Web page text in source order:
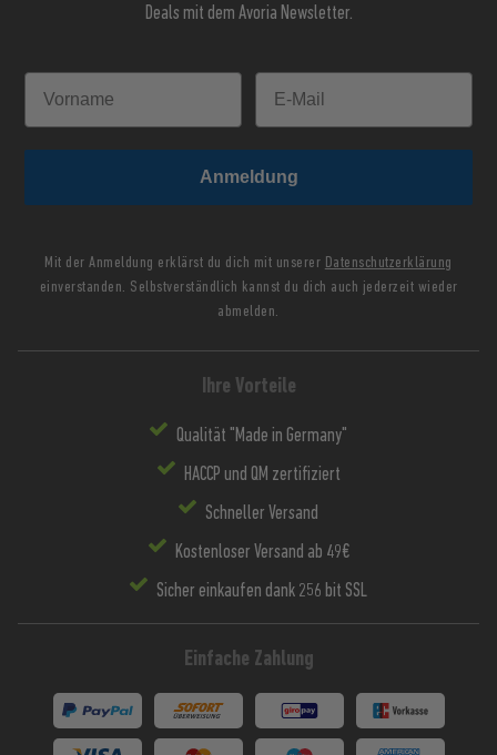
Deals mit dem Avoria Newsletter.
Anmeldung
Mit der Anmeldung erklärst du dich mit unserer Datenschutzerklärung
einverstanden. Selbstverständlich kannst du dich auch jederzeit wieder
abmelden.
Ihre Vorteile
Qualität "Made in Germany"
HACCP und QM zertifiziert
Schneller Versand
Kostenloser Versand ab 49€
Sicher einkaufen dank 256 bit SSL
Einfache Zahlung